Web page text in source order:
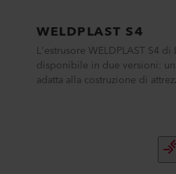
WELDPLAST S4
L'estrusore WELDPLAST S4 di
disponibile in due versioni:
adatta alla costruzione di